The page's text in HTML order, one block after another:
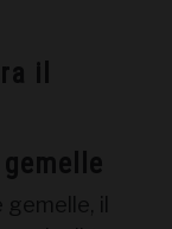
il
gemelle, il